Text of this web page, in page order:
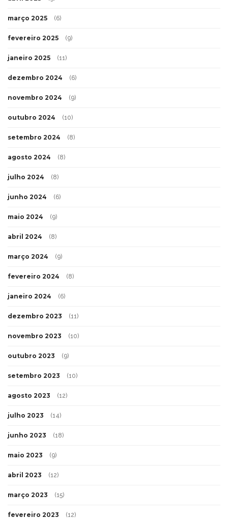
março 2025 (6)
fevereiro 2025 (9)
janeiro 2025 (11)
dezembro 2024 (6)
novembro 2024 (9)
outubro 2024 (10)
setembro 2024 (8)
agosto 2024 (8)
julho 2024 (8)
junho 2024 (6)
maio 2024 (9)
abril 2024 (8)
março 2024 (9)
fevereiro 2024 (8)
janeiro 2024 (6)
dezembro 2023 (11)
novembro 2023 (10)
outubro 2023 (9)
setembro 2023 (10)
agosto 2023 (12)
julho 2023 (14)
junho 2023 (18)
maio 2023 (9)
abril 2023 (12)
março 2023 (15)
fevereiro 2023 (12)